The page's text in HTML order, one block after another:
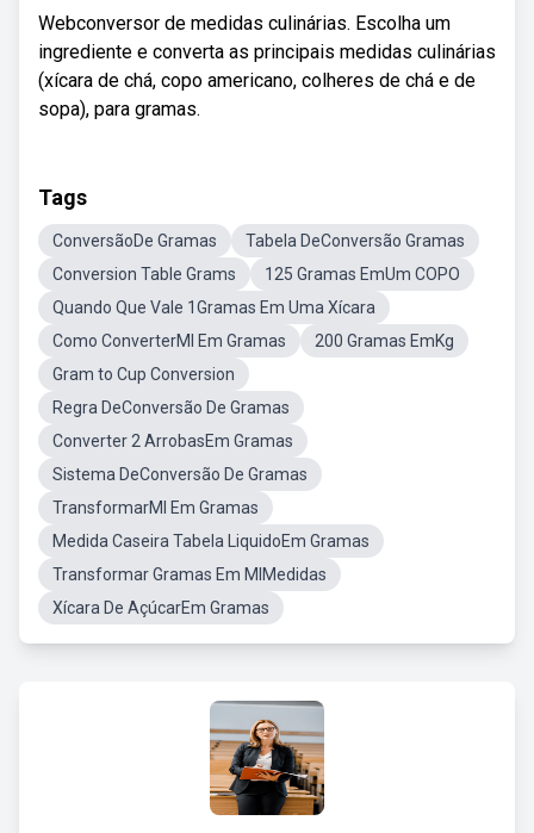
Webconversor de medidas culinárias. Escolha um
ingrediente e converta as principais medidas culinárias
(xícara de chá, copo americano, colheres de chá e de
sopa), para gramas.
Tags
ConversãoDe Gramas
Tabela DeConversão Gramas
Conversion Table Grams
125 Gramas EmUm COPO
Quando Que Vale 1Gramas Em Uma Xícara
Como ConverterMl Em Gramas
200 Gramas EmKg
Gram to Cup Conversion
Regra DeConversão De Gramas
Converter 2 ArrobasEm Gramas
Sistema DeConversão De Gramas
TransformarMl Em Gramas
Medida Caseira Tabela LiquidoEm Gramas
Transformar Gramas Em MlMedidas
Xícara De AçúcarEm Gramas